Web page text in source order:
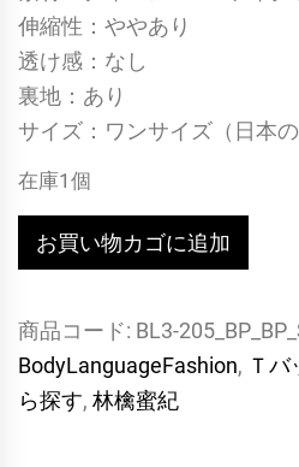
伸縮性：ややあり
透け感：なし
裏地：あり
サイズ：ワンサイズ（日本
在庫1個
形
ッ
ト
リ
お買い物カゴに追加
商品コード: BL3-
BodyLanguageFashion, Ｔバ
ら探す, 林檎蜜紀